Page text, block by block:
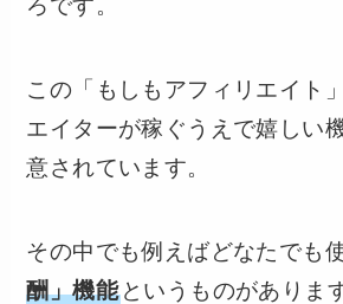
ろです。
この「もしもアフィリエイト
エイターが稼ぐうえで嬉しい
意されています。
その中でも例えばどなたでも
酬」機能 というものがありま